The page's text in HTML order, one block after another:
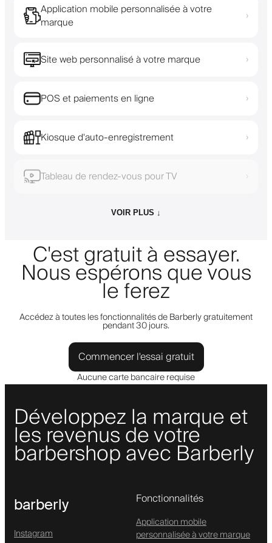
Application mobile personnalisée à votre
marque
›
Site web personnalisé à votre marque ›
POS et paiements en ligne ›
Kiosque d'auto-enregistrement ›
Tableau de rendez-vous pour TV ›
VOIR PLUS ↓
C'est gratuit à essayer.
Nous espérons que vous
le ferez
Accédez à toutes les fonctionnalités de Barberly gratuitement
pendant 30 jours.
Commencer l'essai gratuit
Aucune carte bancaire requise
Développez la marque et
les revenus de votre
barbershop avec Barberly
barberly
Instagram
Fonctionnalités
Application mobile
personnalisée à votre marque